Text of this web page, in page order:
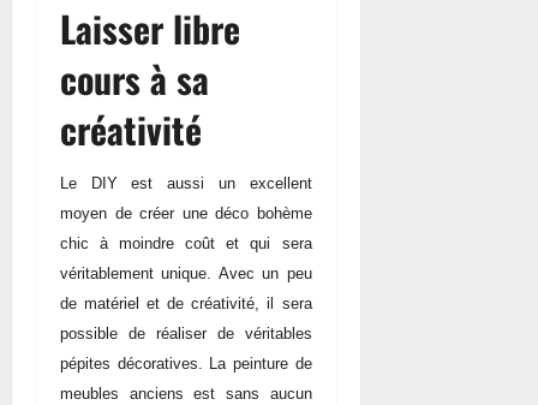
Laisser libre
cours à sa
créativité
Le DIY est aussi un excellent
moyen de créer une déco bohème
chic à moindre coût et qui sera
véritablement unique. Avec un peu
de matériel et de créativité, il sera
possible de réaliser de véritables
pépites décoratives. La peinture de
meubles anciens est sans aucun